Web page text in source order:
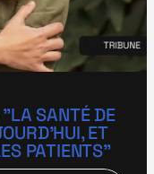
SANTÉ DE
ET
PATIENTS"